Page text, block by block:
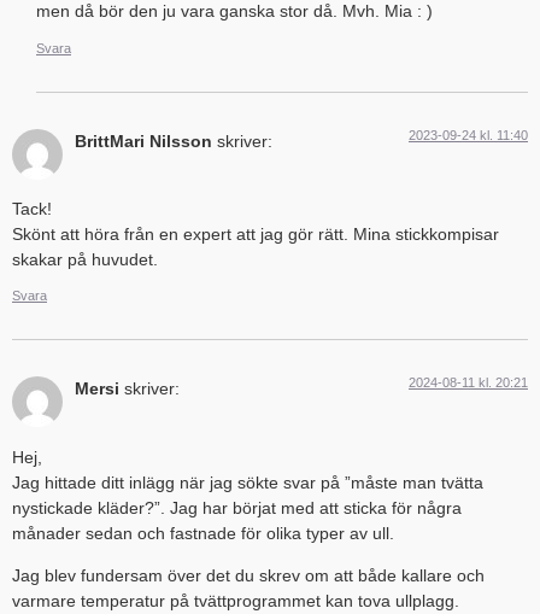
men då bör den ju vara ganska stor då. Mvh. Mia : )
Svara
BrittMari Nilsson skriver: 2023-09-24 kl. 11:40
Tack!
Skönt att höra från en expert att jag gör rätt. Mina stickkompisar
skakar på huvudet.
Svara
Mersi skriver: 2024-08-11 kl. 20:21
Hej,
Jag hittade ditt inlägg när jag sökte svar på ”måste man tvätta
nystickade kläder?”. Jag har börjat med att sticka för några
månader sedan och fastnade för olika typer av ull.
Jag blev fundersam över det du skrev om att både kallare och
varmare temperatur på tvättprogrammet kan tova ullplagg.